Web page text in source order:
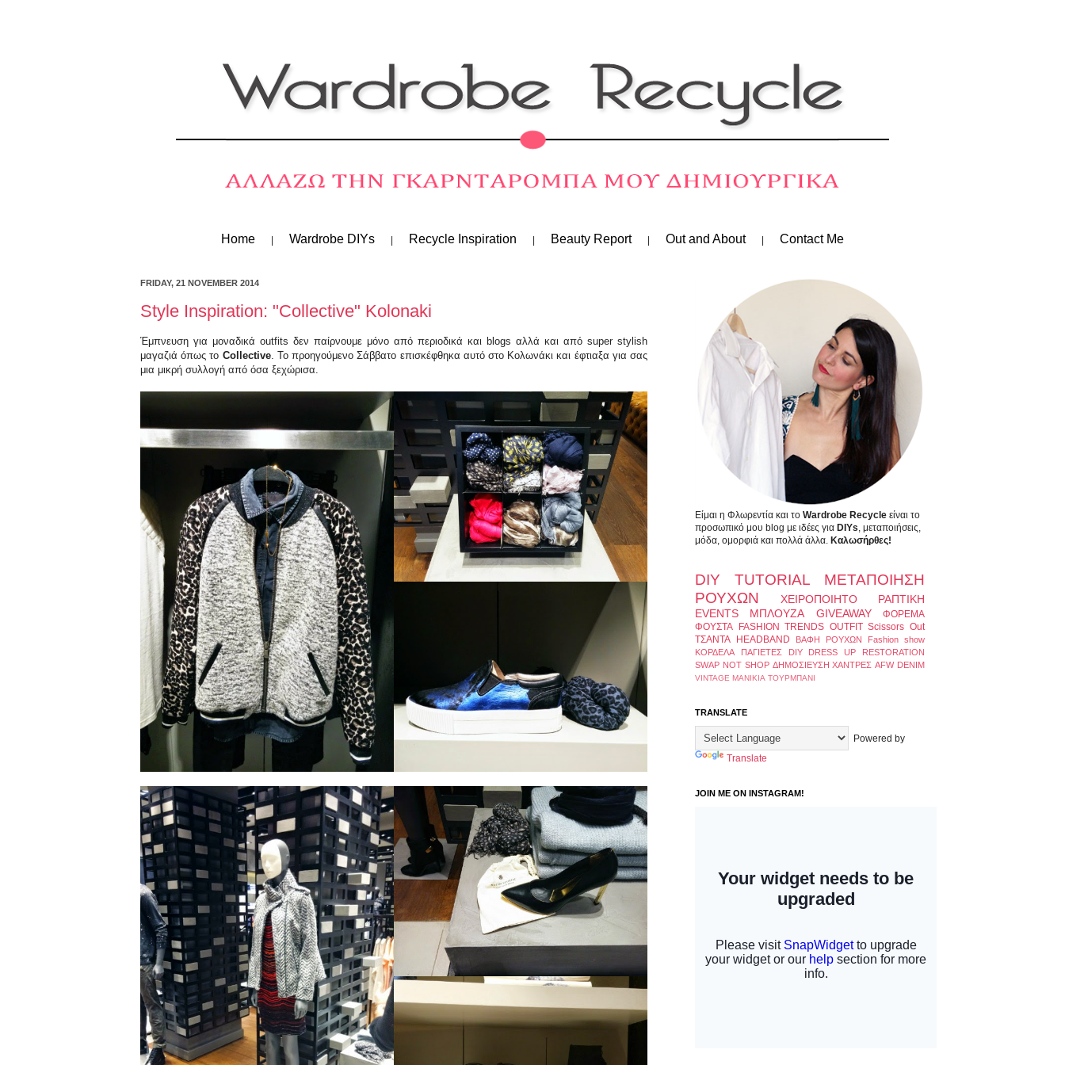
Home Wardrobe DIYs Recycle Inspiration Beauty Report Out and About Contact Me
FRIDAY, 21 NOVEMBER 2014
Style Inspiration: "Collective" Kolonaki
Έμπνευση για μοναδικά outfits δεν παίρνουμε μόνο από περιοδικά και blogs αλλά και από super stylish
μαγαζιά όπως το Collective. Το προηγούμενο Σάββατο επισκέφθηκα αυτό στο Κολωνάκι και έφτιαξα για σας
μια μικρή συλλογή από όσα ξεχώρισα.
Είμαι η Φλωρεντία και το Wardrobe Recycle είναι το
προσωπικό μου blog με ιδέες για DIYs, μεταποιήσεις,
μόδα, ομορφιά και πολλά άλλα. Καλωσήρθες!
DIY TUTORIAL
ΜΕΤΑΠΟΙΗΣΗ
ΡΟΥΧΩΝ
ΧΕΙΡΟΠΟΙΗΤΟ
ΡΑΠΤΙΚΗ
EVENTS
ΜΠΛΟΥΖΑ GIVEAWAY
ΦΟΡΕΜΑ
ΦΟΥΣΤΑ
FASHION TRENDS OUTFIT Scissors Out
ΤΣΑΝΤΑ
HEADBAND ΒΑΦΗ ΡΟΥΧΩΝ
Fashion show
ΚΟΡΔΕΛΑ
ΠΑΓΙΕΤΕΣ DIY DRESS UP
RESTORATION
SWAP NOT SHOP ΔΗΜΟΣΙΕΥΣΗ ΧΑΝΤΡΕΣ AFW DENIM
VINTAGE ΜΑΝΙΚΙΑ ΤΟΥΡΜΠΑΝΙ
TRANSLATE
Powered by
Translate
JOIN ME ON INSTAGRAM!